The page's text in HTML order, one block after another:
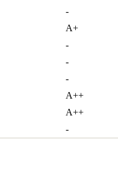
-
А+
-
-
-
А++
А++
-